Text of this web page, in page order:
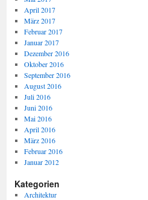
April 2017
März 2017
Februar 2017
Januar 2017
Dezember 2016
Oktober 2016
September 2016
August 2016
Juli 2016
Juni 2016
Mai 2016
April 2016
März 2016
Februar 2016
Januar 2012
Kategorien
Architektur